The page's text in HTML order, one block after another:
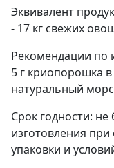
Эквивалент
- 17 кг свежих
Рекомендации по
5 г криопорошка в
натуральный
Срок годности: не
изготовления
упаковки и